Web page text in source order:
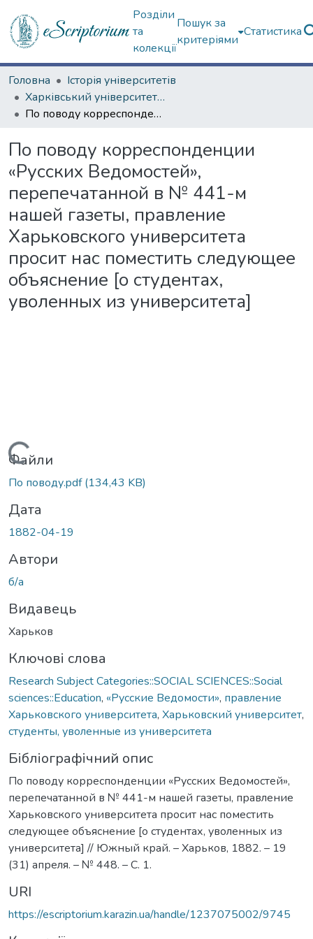
Розділи
та
колекції
Пошук за
критеріями
Статистика
Головна
Історія університетів
Харківський університет (сторінками періодичних видань)
По поводу корреспонденции «Русских Ведомостей», перепечатанной в № 441-м нашей газеты, правление Харьковского университета просит нас поместить следующее объяснение [о студентах, уволенных из университета]
По поводу корреспонденции
«Русских Ведомостей»,
перепечатанной в № 441-м
нашей газеты, правление
Харьковского университета
просит нас поместить следующее
объяснение [о студентах,
уволенных из университета]
Вантажиться...
Файли
По поводу.pdf(134,43 KB)
Дата
1882-04-19
Автори
б/а
Видавець
Харьков
Ключові слова
Research Subject Categories::SOCIAL SCIENCES::Social
sciences::Education, «Русские Ведомости», правление
Харьковского университета, Харьковский университет,
студенты, уволенные из университета
Бібліографічний опис
По поводу корреспонденции «Русских Ведомостей»,
перепечатанной в № 441-м нашей газеты, правление
Харьковского университета просит нас поместить
следующее объяснение [о студентах, уволенных из
университета] // Южный край. – Харьков, 1882. – 19
(31) апреля. – № 448. – С. 1.
URI
https://escriptorium.karazin.ua/handle/1237075002/9745